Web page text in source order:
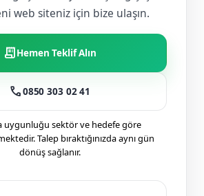
web siteniz için bize ulaşın.
receipt_longHemen Teklif Alın
call0850 303 02 41
uygunluğu sektör ve hedefe göre
Talep bıraktığınızda aynı gün
dönüş sağlanır.